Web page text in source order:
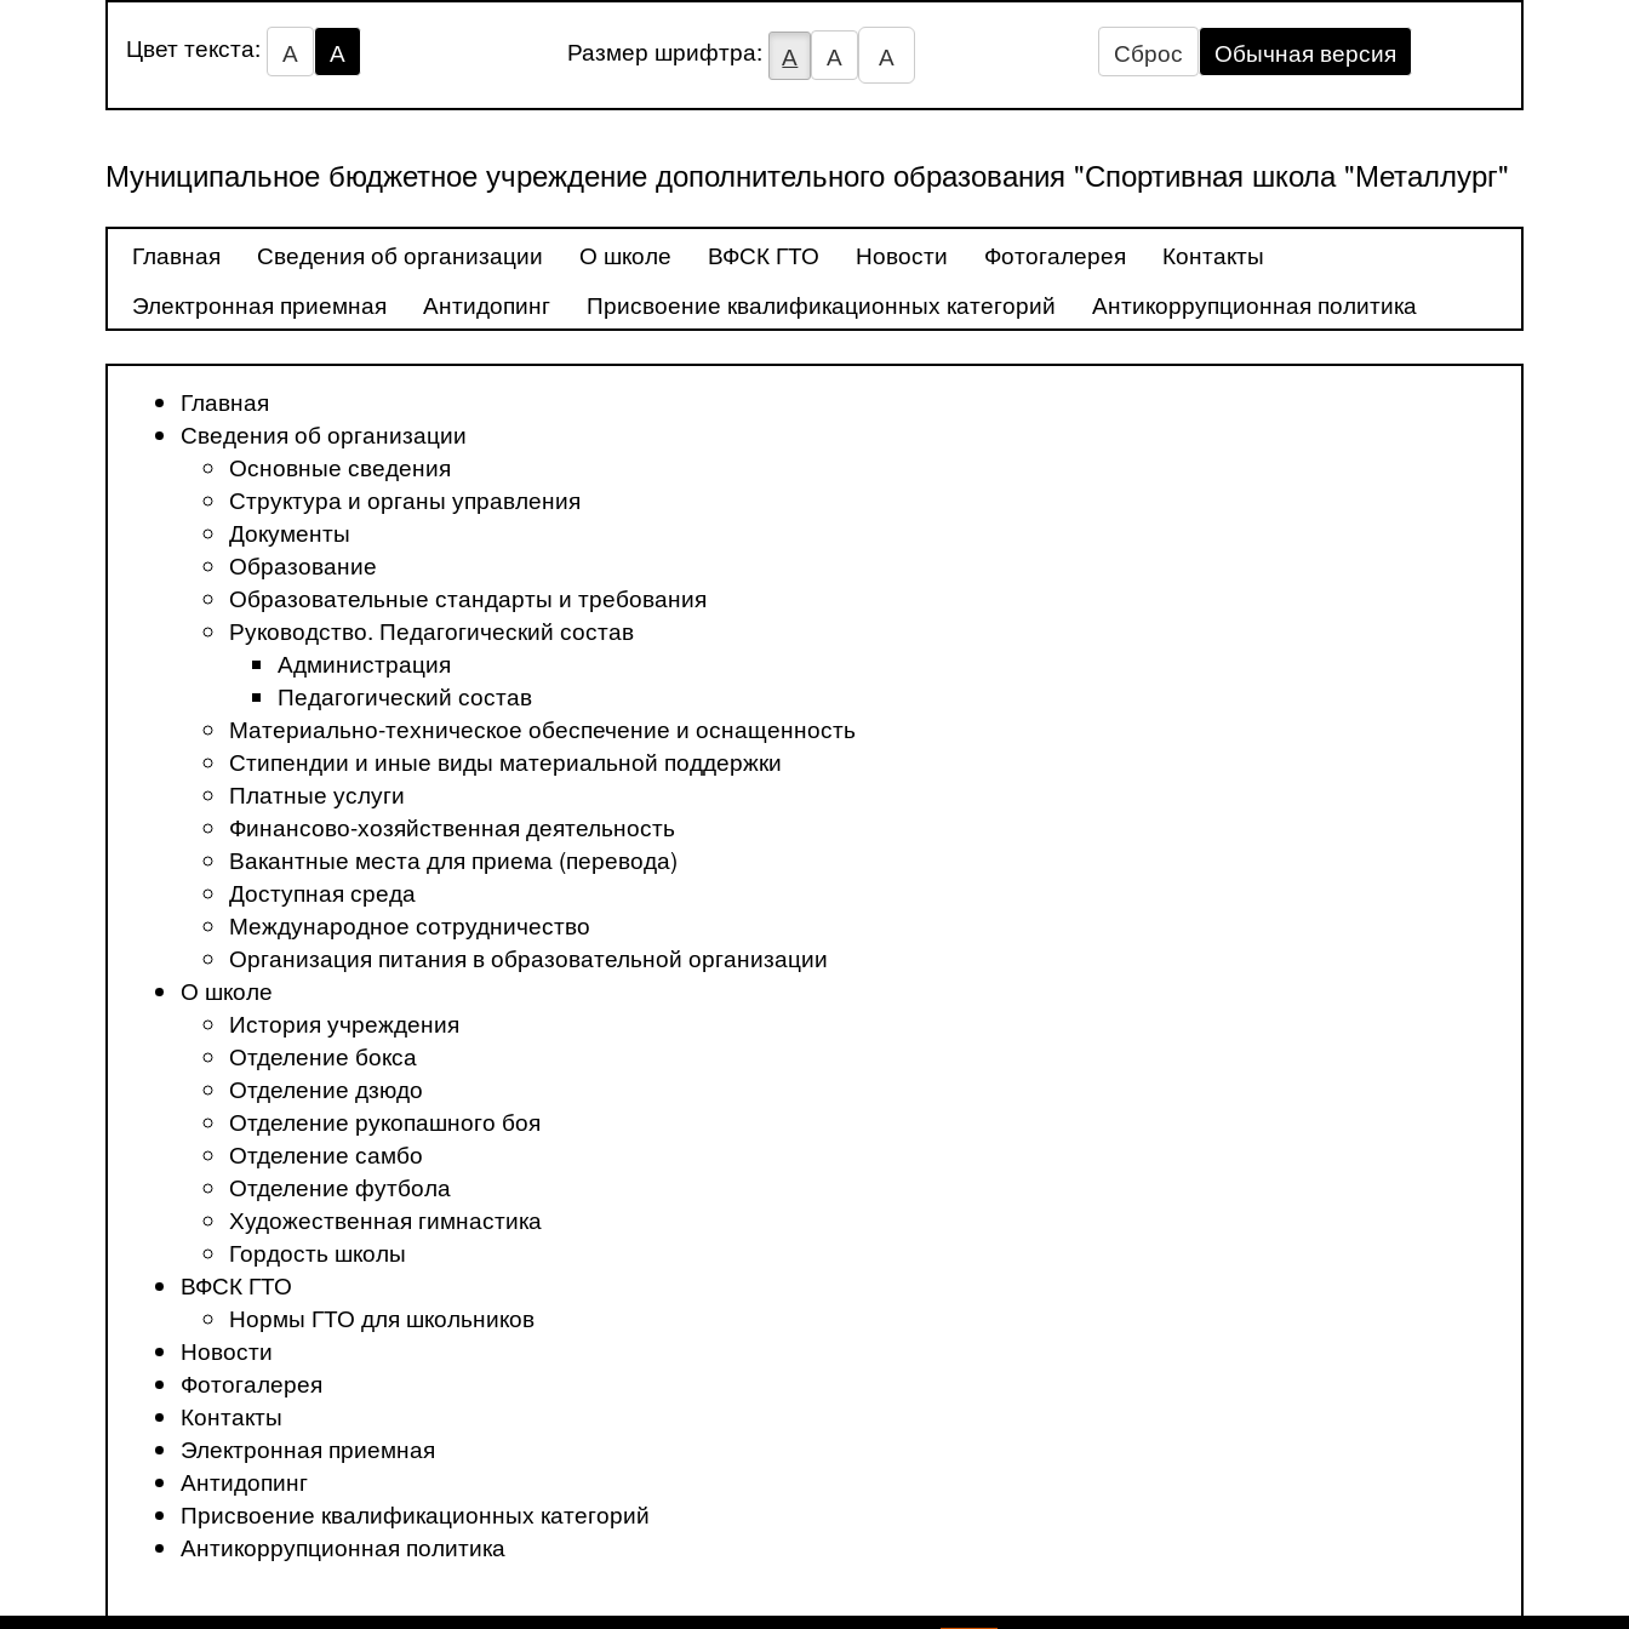
Цвет текста: А А Размер шрифтра: А А А Сброс Обычная версия
Муниципальное бюджетное учреждение дополнительного образования "Спортивная школа "Металлург"
Главная Сведения об организации О школе ВФСК ГТО Новости Фотогалерея
Контакты
Электронная приемная
Антидопинг Присвоение квалификационных категорий Антикоррупционная политика
Главная
Сведения об организации
Основные сведения
Структура и органы управления
Документы
Образование
Образовательные стандарты и требования
Руководство. Педагогический состав
Администрация
Педагогический состав
Материально-техническое обеспечение и оснащенность
Стипендии и иные виды материальной поддержки
Платные услуги
Финансово-хозяйственная деятельность
Вакантные места для приема (перевода)
Доступная среда
Международное сотрудничество
Организация питания в образовательной организации
О школе
История учреждения
Отделение бокса
Отделение дзюдо
Отделение рукопашного боя
Отделение самбо
Отделение футбола
Художественная гимнастика
Гордость школы
ВФСК ГТО
Нормы ГТО для школьников
Новости
Фотогалерея
Контакты
Электронная приемная
Антидопинг
Присвоение квалификационных категорий
Антикоррупционная политика